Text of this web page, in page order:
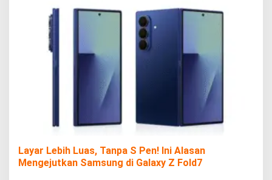
Layar Lebih Luas, Tanpa S Pen! Ini Alasan
Mengejutkan Samsung di Galaxy Z Fold7